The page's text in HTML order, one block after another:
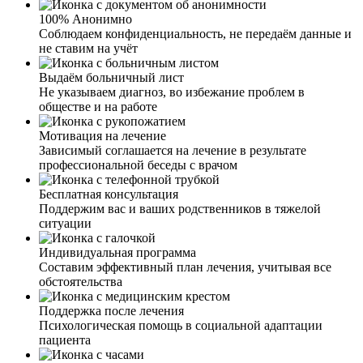
Сложно писать весь тот кошмар, который нам с
супругом пришлось пережить. Наш сын стал плотно
употреблять алкоголь, забросил учебу, пропал интерес к
тренировкам. Усугубило ситуацию и расставание с
девушкой. Два месяца назад моя подруга посоветовала
обратиться к вам. Мы с мужем решили, что надо
попробовать, и позвонили вам. В течение короткого
времени приехали ваши специалисты, провели беседу с
сыном и предложили различные способы лечения. Сын
решил не только отказаться от употребления дома, а
лечь в клинику. Приехав уже к вам, были взяты все
анализы у сына и составлен индивидуальный план
лечения. Сын вот уже полтора месяца не пьет и хочет
возобновить свои тренировки в спорте.
Каждый мой запой переносился все тяжелее и тяжелее.
Огромное спасибо вашей бригаде, приехали в течение
часа. Поставили капельницу и через несколько часов
100% Анонимно
Соблюдаем конфиденциальность, не передаём данные и
не ставим на учёт
Выдаём больничный лист
Не указываем диагноз, во избежание проблем в
обществе и на работе
Мотивация на лечение
Зависимый соглашается на лечение в результате
профессиональной беседы с врачом
Бесплатная консультация
Поддержим вас и ваших родственников в тяжелой
ситуации
Индивидуальная программа
Составим эффективный план лечения, учитывая все
обстоятельства
Поддержка после лечения
Психологическая помощь в социальной адаптации
пациента